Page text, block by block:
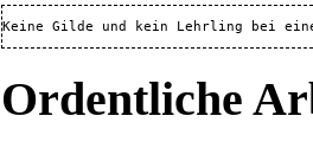
Ordentliche